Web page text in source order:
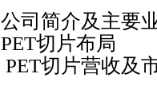
简介及主要
切片布局
片营收及市